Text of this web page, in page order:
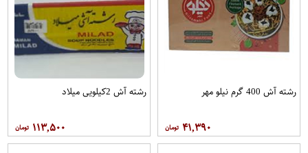
رشته آش 400 گرم نیلو مهر
۴۱,۳۹۰
رشته آش 2کیلویی میلاد
۱۱۳,۵۰۰